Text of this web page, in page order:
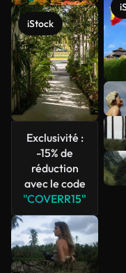
iStock
Exclusivité :
-15% de
réduction
avec le code
"COVERR15"